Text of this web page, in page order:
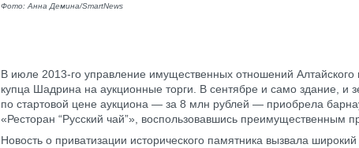
Фото: Анна Демина/SmartNews
В июле 2013-го управление имущественных отношений Алтайского
купца Шадрина на аукционные торги. В сентябре и само здание, и
по стартовой цене аукциона — за 8 млн рублей — приобрела
«Ресторан “Русский чай”», воспользовавшись преимущественным
Новость о приватизации исторического памятника вызвала